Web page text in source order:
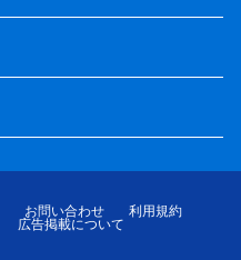
お問い合わせ
利用規約
広告掲載について